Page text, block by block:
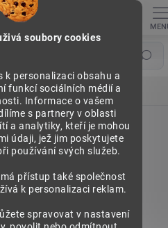
soubory cookies
k personalizaci obsahu a
funkcí sociálních médií a
Informace o vašem
s partnery v oblasti
a analytiky, kteří je mohou
údaji, jež jim poskytujete
používání svých služeb.
přístup také společnost
k personalizaci reklam.
spravovat v nastavení
Hledat
moduly